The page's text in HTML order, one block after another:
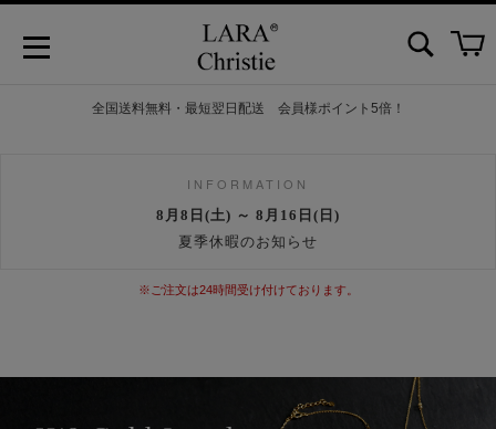
全国送料無料・最短翌日配送 会員様ポイント5倍！
INFORMATION
8月8日(土) ～ 8月16日(日)
夏季休暇のお知らせ
※ご注文は24時間受け付けております。